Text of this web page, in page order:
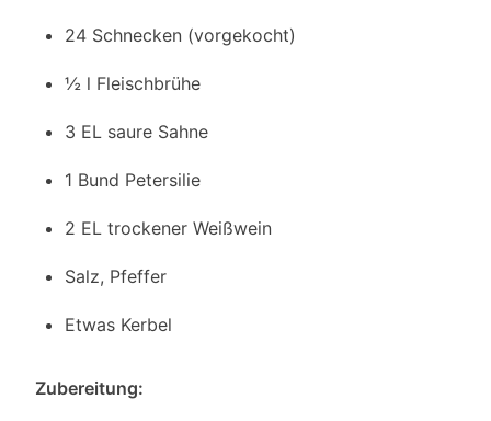
24 Schnecken (vorgekocht)
½ l Fleischbrühe
3 EL saure Sahne
1 Bund Petersilie
2 EL trockener Weißwein
Salz, Pfeffer
Etwas Kerbel
Zubereitung: